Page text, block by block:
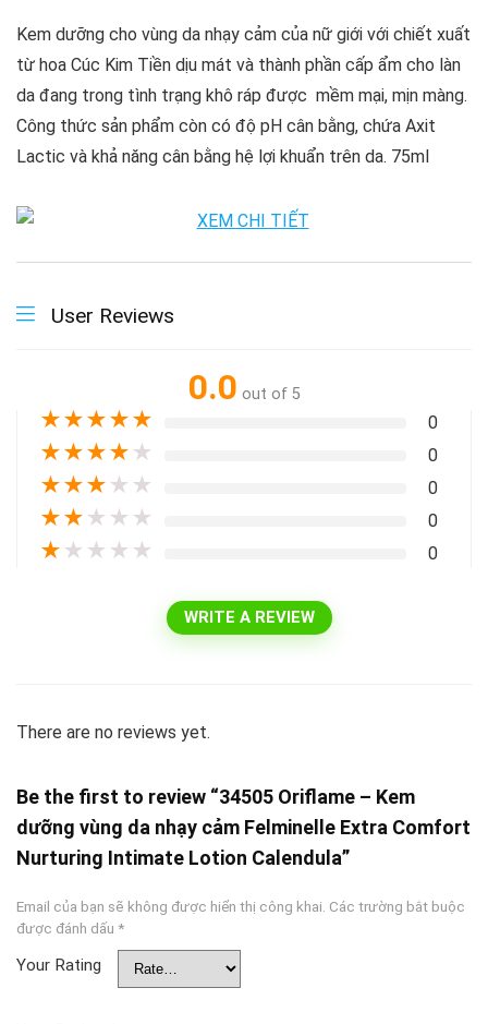
Kem dưỡng cho vùng da nhạy cảm của nữ giới với chiết xuất
từ hoa Cúc Kim Tiền dịu mát và thành phần cấp ẩm cho làn
da đang trong tình trạng khô ráp được mềm mại, mịn màng.
Công thức sản phẩm còn có độ pH cân bằng, chứa Axit
Lactic và khả năng cân bằng hệ lợi khuẩn trên da. 75ml
User Reviews
0.0 out of 5
★★★★★ 0
★★★★ ★ 0
★★★ ★ ★ 0
★★ ★ ★ ★ 0
★ ★ ★ ★ ★ 0
WRITE A REVIEW
There are no reviews yet.
Be the first to review “34505 Oriflame – Kem
dưỡng vùng da nhạy cảm Felminelle Extra Comfort
Nurturing Intimate Lotion Calendula”
Email của bạn sẽ không được hiển thị công khai. Các trường bắt buộc
được đánh dấu *
Your Rating